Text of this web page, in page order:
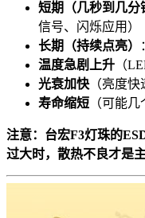
短期（几秒到几分
信号、闪烁应用）
长期（持续点亮）
温度急剧上升 （
光衰加快 （亮度快
寿命缩短 （可能几
注意：台宏F3灯珠的
过大时，散热不良才是